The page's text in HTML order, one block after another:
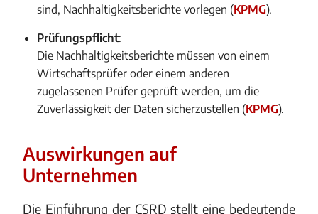
sind, Nachhaltigkeitsberichte vorlegen​ (KPMG)​.
Prüfungspflicht:
Die Nachhaltigkeitsberichte müssen von einem
Wirtschaftsprüfer oder einem anderen
zugelassenen Prüfer geprüft werden, um die
Zuverlässigkeit der Daten sicherzustellen​ (KPMG)​.
Auswirkungen auf
Unternehmen
Die Einführung der CSRD stellt eine bedeutende